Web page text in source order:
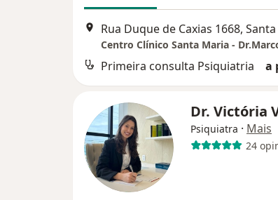
Rua Duque de Caxias 1668,
Centro Clínico Santa Maria -
Primeira consulta Psiquiatria a
Dr. Victória
Psiquiatra · Mais
24